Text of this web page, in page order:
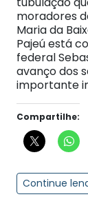
moradores
Maria da
Pajeú está
federal
avanço dos
importante
Compartilhe:
Continue